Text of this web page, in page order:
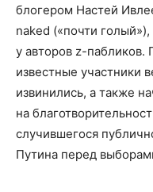
блогером Настей
naked («почти
у авторов z-пабликов.
известные участники
извинились, а также
на
случившегося
Путина перед